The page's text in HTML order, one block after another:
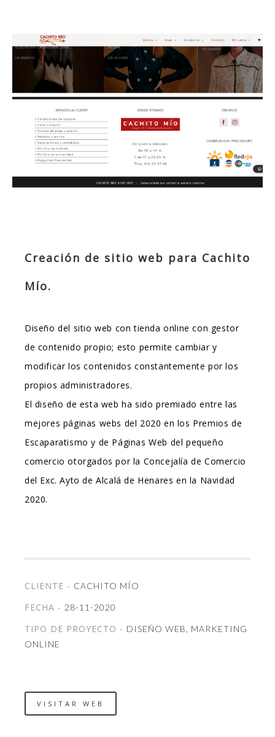
Creación de sitio web para Cachito
Mío.
Diseño del sitio web con tienda online con gestor
de contenido propio; esto permite cambiar y
modificar los contenidos constantemente por los
propios administradores.
El diseño de esta web ha sido premiado entre las
mejores páginas webs del 2020 en los Premios de
Escaparatismo y de Páginas Web del pequeño
comercio otorgados por la Concejalía de Comercio
del Exc. Ayto de Alcalá de Henares en la Navidad
2020.
CLIENTE - CACHITO MÍO
FECHA - 28-11-2020
TIPO DE PROYECTO - DISEÑO WEB, MARKETING
ONLINE
VISITAR WEB